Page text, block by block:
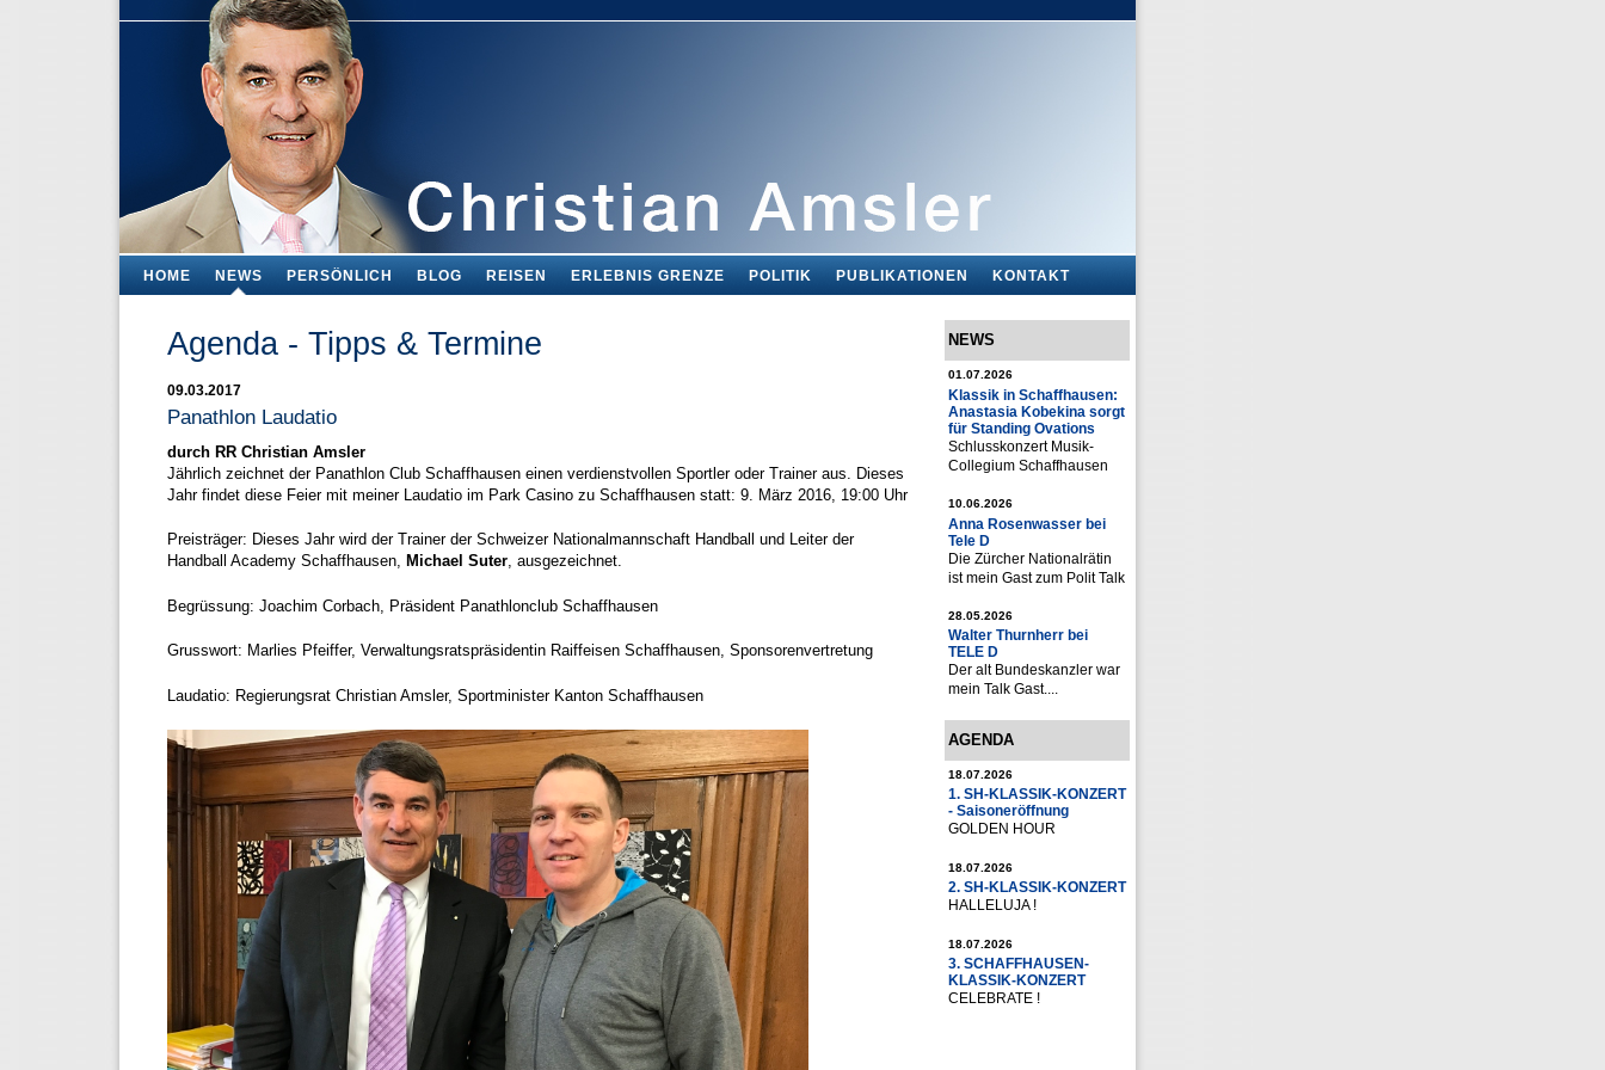
HOME NEWS PERSÖNLICH BLOG REISEN ERLEBNIS GRENZE POLITIK PUBLIKATIONEN KONTAKT
NEWS
01.07.2026
Klassik in Schaffhausen:
Anastasia Kobekina sorgt
für Standing Ovations
Schlusskonzert Musik-
Collegium Schaffhausen
10.06.2026
Anna Rosenwasser bei
Tele D
Die Zürcher Nationalrätin
ist mein Gast zum Polit Talk
28.05.2026
Walter Thurnherr bei
TELE D
Der alt Bundeskanzler war
mein Talk Gast....
AGENDA
18.07.2026
1. SH-KLASSIK-KONZERT
- Saisoneröffnung
GOLDEN HOUR
18.07.2026
2. SH-KLASSIK-KONZERT
HALLELUJA !
18.07.2026
3. SCHAFFHAUSEN-
KLASSIK-KONZERT
CELEBRATE !
Agenda - Tipps & Termine
09.03.2017
Panathlon Laudatio
durch RR Christian Amsler
Jährlich zeichnet der Panathlon Club Schaffhausen einen verdienstvollen Sportler oder Trainer aus. Dieses
Jahr findet diese Feier mit meiner Laudatio im Park Casino zu Schaffhausen statt: 9. März 2016, 19:00 Uhr
Preisträger: Dieses Jahr wird der Trainer der Schweizer Nationalmannschaft Handball und Leiter der
Handball Academy Schaffhausen, Michael Suter, ausgezeichnet.
Begrüssung: Joachim Corbach, Präsident Panathlonclub Schaffhausen
Grusswort: Marlies Pfeiffer, Verwaltungsratspräsidentin Raiffeisen Schaffhausen, Sponsorenvertretung
Laudatio: Regierungsrat Christian Amsler, Sportminister Kanton Schaffhausen